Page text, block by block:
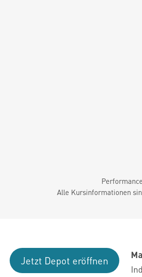
Alle Kursinformationen
Jetzt Depot eröffnen